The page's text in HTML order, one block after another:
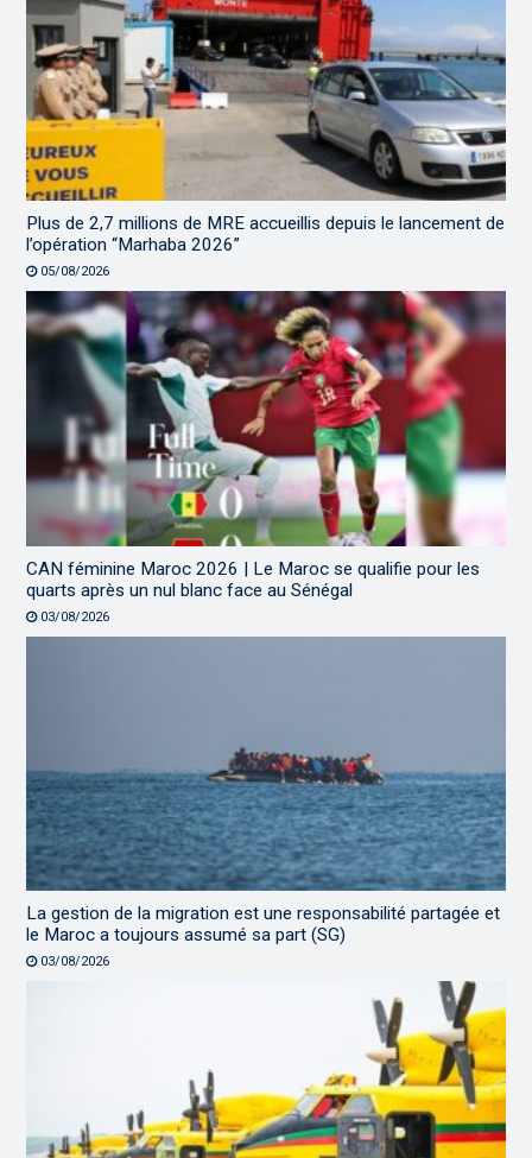
Plus de 2,7 millions de MRE accueillis depuis le lancement de
l’opération “Marhaba 2026”
05/08/2026
CAN féminine Maroc 2026 | Le Maroc se qualifie pour les
quarts après un nul blanc face au Sénégal
03/08/2026
La gestion de la migration est une responsabilité partagée et
le Maroc a toujours assumé sa part (SG)
03/08/2026